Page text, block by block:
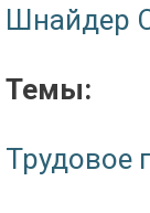
Шнайдер
Темы:
Трудовое